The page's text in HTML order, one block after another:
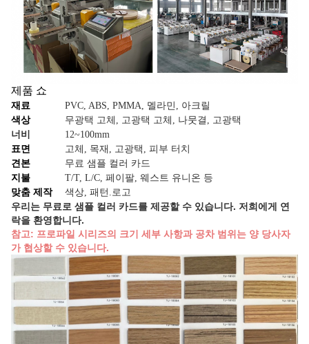
제품 쇼
재료 PVC, ABS, PMMA, 멜라민, 아크릴
색상 무광택 고체, 고광택 고체, 나뭇결, 고광택
너비 12~100mm
표면 고체, 목재, 고광택, 피부 터치
견본 무료 샘플 컬러 카드
지불 T/T, L/C, 페이팔, 웨스트 유니온 등
맞춤 제작 색상, 패턴.로고
우리는 무료로 샘플 컬러 카드를 제공할 수 있습니다. 저희에게 연
락을 환영합니다.
참고: 프로파일 시리즈의 크기 세부 사항과 공차 범위는 양 당사자
가 협상할 수 있습니다.